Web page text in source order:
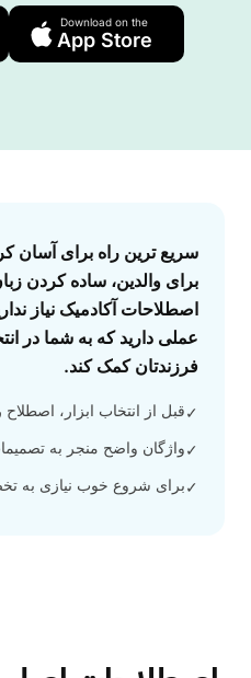
Download on the
App Store
Answer
سریع ترین راه برای آسان
برای والدین، ساده کردن
اصطلاحات آکادمیک نیاز
عملی دارید که به شما در
فرزندتان کمک کند.
✓قبل از انتخاب ابزار، اصطلاح
✓واژگان واضح منجر به
✓برای شروع خوب نیازی به